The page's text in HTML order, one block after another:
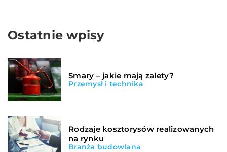
Ostatnie wpisy
Smary – jakie mają zalety?
Przemysł i technika
Rodzaje kosztorysów realizowanych
na rynku
Branża budowlana